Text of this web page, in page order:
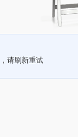
请刷新重试